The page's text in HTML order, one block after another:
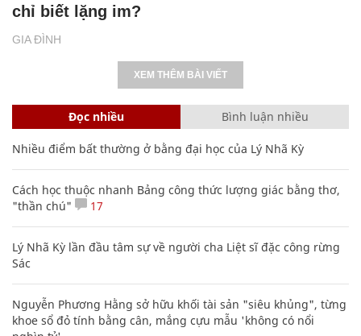
GIA ĐÌNH
chỉ biết lặng im?
XEM THÊM BÀI VIẾT
Đọc nhiều Bình luận nhiều
Nhiều điểm bất thường ở bằng đại học của Lý Nhã Kỳ
Cách học thuộc nhanh Bảng công thức lượng giác bằng thơ,
"thần chú"
17
Lý Nhã Kỳ lần đầu tâm sự về người cha Liệt sĩ đặc công rừng
Sác
Nguyễn Phương Hằng sở hữu khối tài sản "siêu khủng", từng
khoe sổ đỏ tính bằng cân, mắng cựu mẫu 'không có nổi